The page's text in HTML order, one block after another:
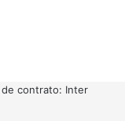
de contrato: Inter